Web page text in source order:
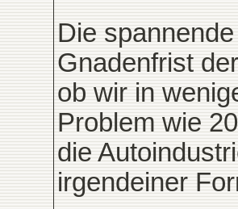
Die
Gnadenfrist
ob wir in
Problem wie
die
irgendeiner